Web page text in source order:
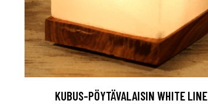
KUBUS-PÖYTÄVALAISIN WHITE LINE